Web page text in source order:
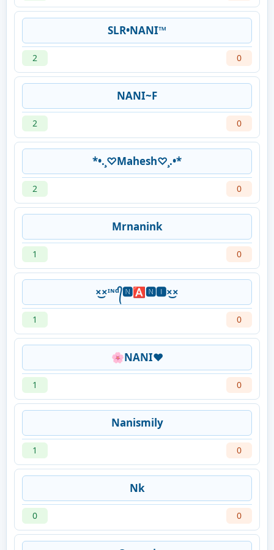
SLR•NANI™
2 0
NANI~F
2 0
*•.¸♡Mahesh♡¸.•*
2 0
Mrnanink
1 0
×͜×ᶦᶰᵈ᭄🅽🅰🅽🅸×͜×
1 0
🌸NANI❤️
1 0
Nanismily
1 0
Nk
0 0